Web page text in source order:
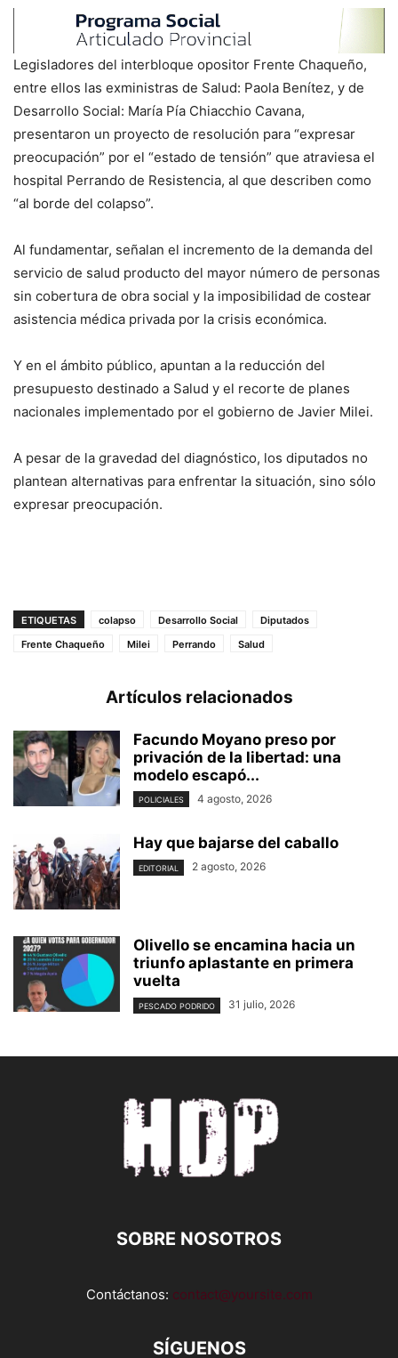
Legisladores del interbloque opositor Frente Chaqueño,
entre ellos las exministras de Salud: Paola Benítez, y de
Desarrollo Social: María Pía Chiacchio Cavana,
presentaron un proyecto de resolución para “expresar
preocupación” por el “estado de tensión” que atraviesa el
hospital Perrando de Resistencia, al que describen como
“al borde del colapso”.
Al fundamentar, señalan el incremento de la demanda del
servicio de salud producto del mayor número de personas
sin cobertura de obra social y la imposibilidad de costear
asistencia médica privada por la crisis económica.
Y en el ámbito público, apuntan a la reducción del
presupuesto destinado a Salud y el recorte de planes
nacionales implementado por el gobierno de Javier Milei.
A pesar de la gravedad del diagnóstico, los diputados no
plantean alternativas para enfrentar la situación, sino sólo
expresar preocupación.
ETIQUETAS colapso Desarrollo Social
Diputados
Frente Chaqueño
Milei Perrando Salud
Artículos relacionados
Facundo Moyano preso por
privación de la libertad: una
modelo escapó...
POLICIALES 4 agosto, 2026
Hay que bajarse del caballo
EDITORIAL 2 agosto, 2026
Olivello se encamina hacia un
triunfo aplastante en primera
vuelta
PESCADO PODRIDO 31 julio, 2026
SOBRE NOSOTROS
Contáctanos: contact@yoursite.com
SÍGUENOS